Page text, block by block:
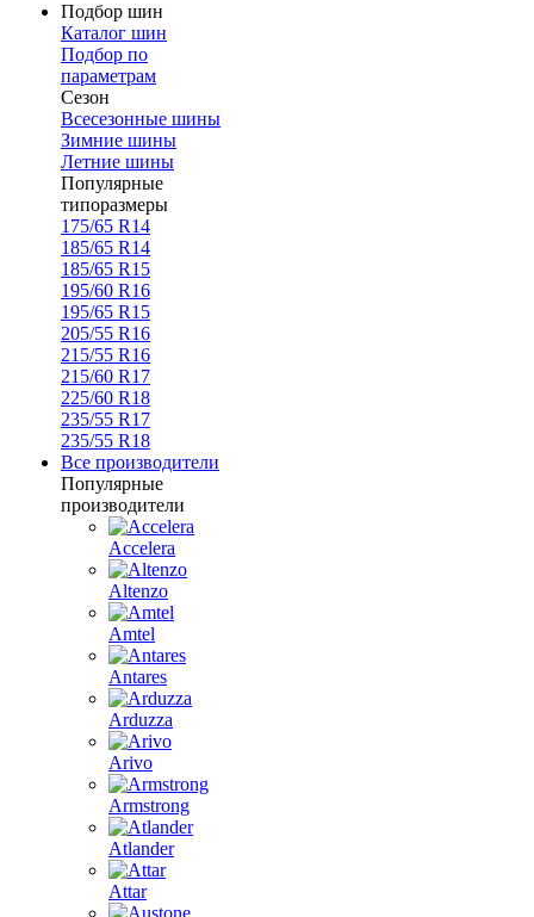
Подбор шин
Каталог шин
Подбор по
параметрам
Сезон
Всесезонные шины
Зимние шины
Летние шины
Популярные
типоразмеры
175/65 R14
185/65 R14
185/65 R15
195/60 R16
195/65 R15
205/55 R16
215/55 R16
215/60 R17
225/60 R18
235/55 R17
235/55 R18
Все производители
Популярные
производители
Accelera
Altenzo
Amtel
Antares
Arduzza
Arivo
Armstrong
Atlander
Attar